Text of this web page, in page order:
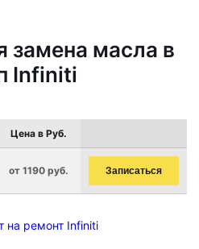
замена масла в
Infiniti
Цена в Руб.
от 1190 руб. Записаться
на ремонт Infiniti